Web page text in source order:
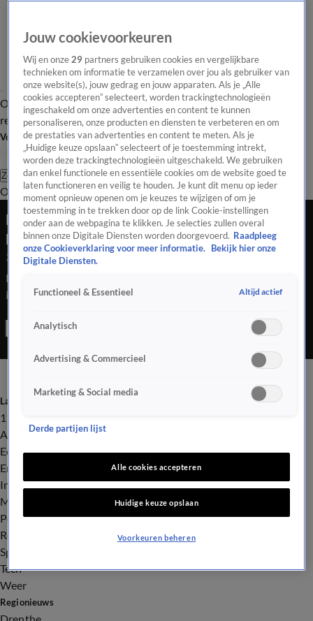
Overzicht Laatste nieuws Regionieuws Het beste van Hart
Tip de
redactie
Volg Hart van Nederland
Zoeken
OverzichtRegioUitzendingenWeerTip de redactiePanelVideo's
Hond Tommy zwaar mishandeld tijdens inval,
politie start intern onderzoek
27 juli 2020, 05:27
Hond Tommy zwaar mishandeld tijdens inval, politie start
intern onderzoek
Laatste nieuws
112
Advies & Tips
Economie
Entertainment
Infrastructuur
Milieu en Gezondheid
Politiek
Royalty
Sport
Tech
Weer
Regionieuws
Jouw cookievoorkeuren
Wij en onze29 partners gebruiken cookies en vergelijkbare
technieken om informatie te verzamelen over jou als gebruiker van
onze website(s), jouw gedrag en jouw apparaten. Als je „Alle
cookies accepteren” selecteert, worden trackingtechnologieën
ingeschakeld om onze advertenties en content te kunnen
personaliseren, onze producten en diensten te verbeteren en om
de prestaties van advertenties en content te meten. Als je
„Huidige keuze opslaan” selecteert of je toestemming intrekt,
worden deze trackingtechnologieën uitgeschakeld. We gebruiken
dan enkel functionele en essentiële cookies om de website goed te
laten functioneren en veilig te houden. Je kunt dit menu op ieder
moment opnieuw openen om je keuzes te wijzigen of om je
toestemming in te trekken door op de link Cookie-instellingen
onder aan de webpagina te klikken. Je selecties zullen overal
binnen onze Digitale Diensten worden doorgevoerd. Raadpleeg
onze Cookieverklaring voor meer informatie.
Bekijk hier onze
Digitale Diensten.
Functioneel & Essentieel Altijd actief
Analytisch
Advertising & Commercieel
Marketing & Social media
Derde partijen lijst
Alle cookies accepteren
Huidige keuze opslaan
Voorkeuren beheren